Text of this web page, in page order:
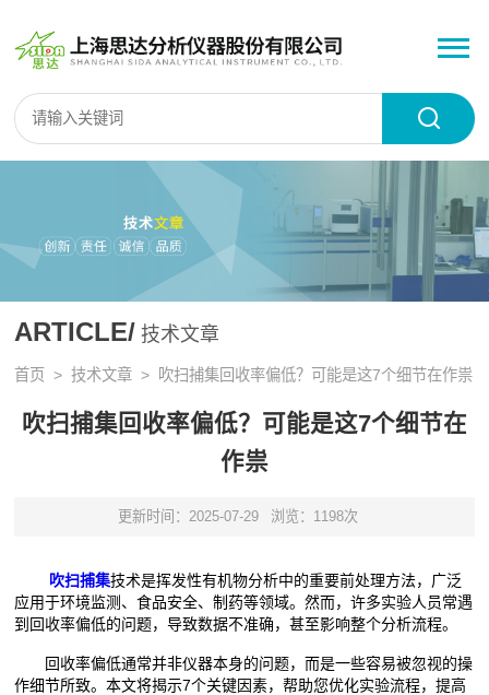
ARTICLE/ 技术文章
首页 >技术文章 > 吹扫捕集回收率偏低？可能是这7个细节在作祟
吹扫捕集回收率偏低？可能是这7个细节在
作祟
更新时间：2025-07-29 浏览：1198次
吹扫捕集技术是挥发性有机物分析中的重要前处理方法，广泛
应用于环境监测、食品安全、制药等领域。然而，许多实验人员常遇
到回收率偏低的问题，导致数据不准确，甚至影响整个分析流程。
回收率偏低通常并非仪器本身的问题，而是一些容易被忽视的操
作细节所致。本文将揭示7个关键因素，帮助您优化实验流程，提高